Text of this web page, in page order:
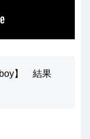
】 結果